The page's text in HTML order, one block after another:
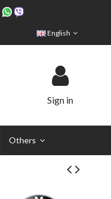
English
Sign in
Others